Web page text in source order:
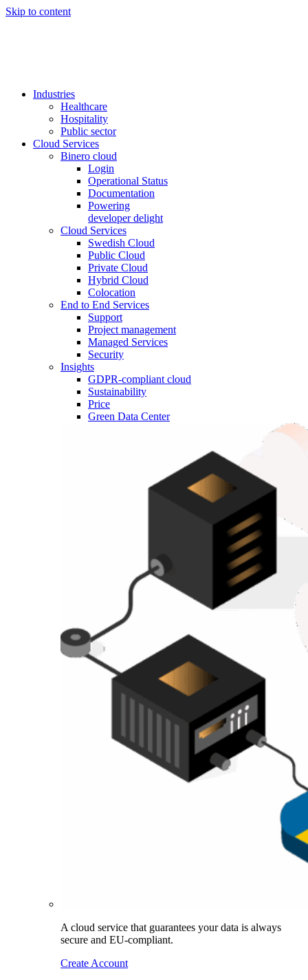
Skip to content
Industries
Healthcare
Hospitality
Public sector
Cloud Services
Binero cloud
Login
Operational Status
Documentation
Powering
developer delight
Cloud Services
Swedish Cloud
Public Cloud
Private Cloud
Hybrid Cloud
Colocation
End to End Services
Support
Project management
Managed Services
Security
Insights
GDPR-compliant cloud
Sustainability
Price
Green Data Center
A cloud service that guarantees your data is always
secure and EU-compliant.
Create Account